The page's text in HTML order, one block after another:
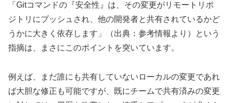
「Gitコマンドの『安全性』は、その変更がリモートリポ
ジトリにプッシュされ、他の開発者と共有されているかど
うかに大きく依存します」（出典：参考情報より）という
指摘は、まさにこのポイントを突いています。
例えば、まだ誰にも共有していないローカルの変更であれ
ば大胆な修正も可能ですが、既にチームで共有済みの変更